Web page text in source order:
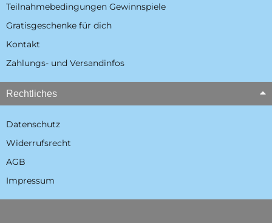
Teilnahmebedingungen Gewinnspiele
Gratisgeschenke für dich
Kontakt
Zahlungs- und Versandinfos
Rechtliches
Datenschutz
Widerrufsrecht
AGB
Impressum